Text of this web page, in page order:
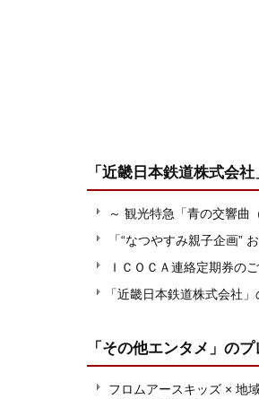
「近畿日本鉄道株式会社
～ 観光特急「青の交響曲
「“なつやすみ親子企画”
ＩＣＯＣＡ連絡定期券の
「近畿日本鉄道株式会社
「その他エンタメ」 のプ
フロムアースキッズ × 地